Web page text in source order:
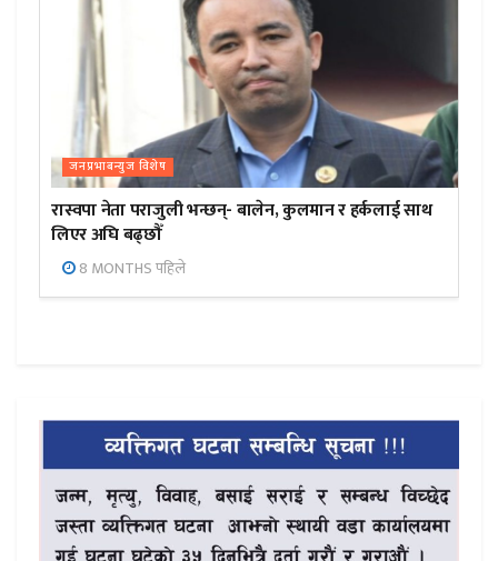
जनप्रभाबन्युज विशेष
रास्वपा नेता पराजुली भन्छन्- बालेन, कुलमान र हर्कलाई साथ
लिएर अघि बढ्छौँ
8 MONTHS पहिले